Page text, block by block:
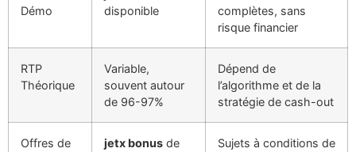
Démo
disponible
complètes, sans
risque financier
RTP
Théorique
Variable,
souvent autour
de 96-97%
Dépend de
l’algorithme et de la
stratégie de cash-out
Offres de
jetx bonus de
Sujets à conditions de